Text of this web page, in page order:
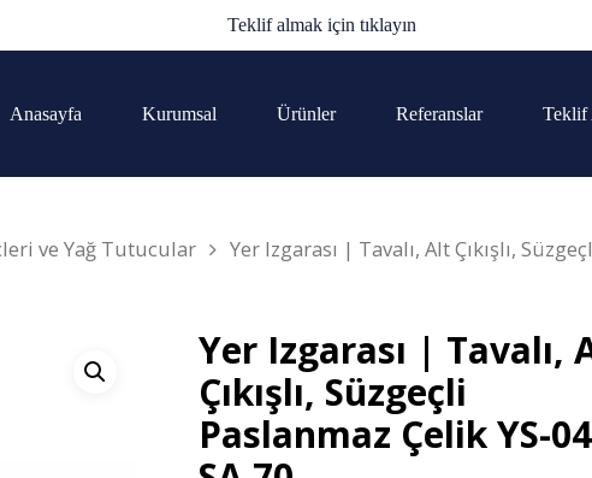
Teklif almak için tıklayın
Anasayfa Kurumsal Ürünler Referanslar Teklif
ve Yağ Tutucular
Yer Izgarası | Tavalı, Alt Çıkışlı,
Yer Izgarası | Tavalı,
Çıkışlı, Süzgeçli
Paslanmaz Çelik YS-